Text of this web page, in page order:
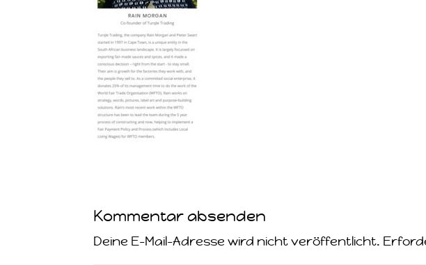
Kommentar absenden
Deine E-Mail-Adresse wird nicht veröffentlicht.